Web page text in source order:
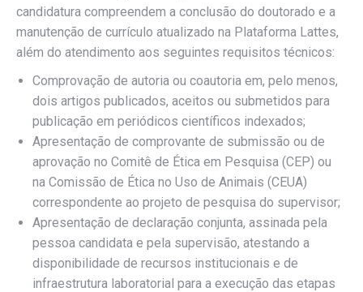
candidatura compreendem a conclusão do doutorado e a
manutenção de currículo atualizado na Plataforma Lattes,
além do atendimento aos seguintes requisitos técnicos:
Comprovação de autoria ou coautoria em, pelo menos,
dois artigos publicados, aceitos ou submetidos para
publicação em periódicos científicos indexados;
Apresentação de comprovante de submissão ou de
aprovação no Comitê de Ética em Pesquisa (CEP) ou
na Comissão de Ética no Uso de Animais (CEUA)
correspondente ao projeto de pesquisa do supervisor;
Apresentação de declaração conjunta, assinada pela
pessoa candidata e pela supervisão, atestando a
disponibilidade de recursos institucionais e de
infraestrutura laboratorial para a execução das etapas